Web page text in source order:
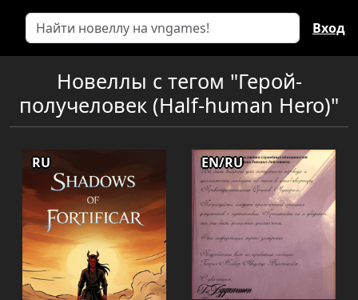
Вход
Новеллы с тегом "Герой-
получеловек (Half-human Hero)"
RU EN/RU